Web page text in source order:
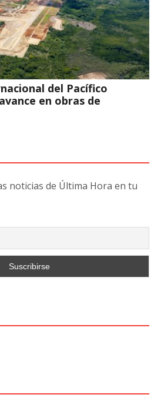
del Pacífico
en obras de
noticias de Última Hora en tu